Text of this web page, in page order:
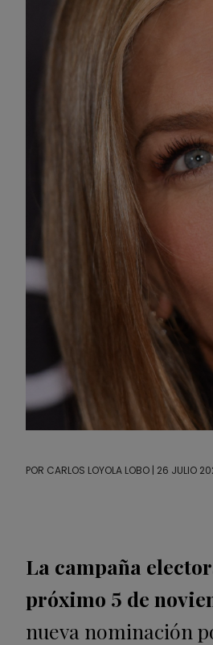
POR CARLOS LOYOLA LOBO | 26 JULIO
La campaña
próximo 5 de
nueva nominación